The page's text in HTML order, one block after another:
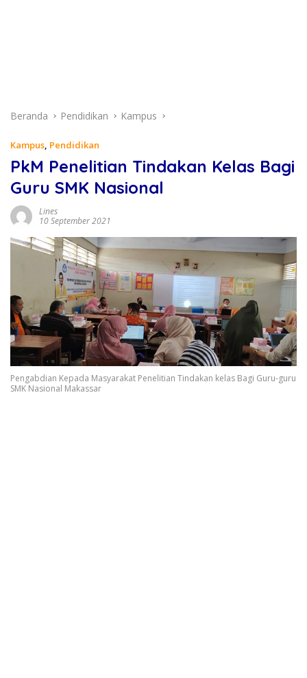
Beranda Pendidikan Kampus
Kampus, Pendidikan
PkM Penelitian Tindakan Kelas Bagi
Guru SMK Nasional
Lines
10 September 2021
Pengabdian Kepada Masyarakat Penelitian Tindakan kelas Bagi Guru-guru
SMK Nasional Makassar